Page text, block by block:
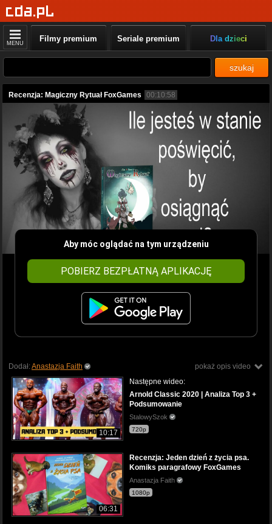
MENU Filmy premium Seriale premium Dla dzieci
szukaj
Recenzja: Magiczny Rytuał FoxGames 00:10:58
Aby móc oglądać na tym urządzeniu
POBIERZ BEZPŁATNĄ APLIKACJĘ
pokaż opis video
Dodał:Anastazja Faith
10:17
Następne wideo:
Arnold Classic 2020 | Analiza Top 3 +
Podsumowanie
StalowySzok
720p
06:31
Recenzja: Jeden dzień z życia psa.
Komiks paragrafowy FoxGames
Anastazja Faith
1080p